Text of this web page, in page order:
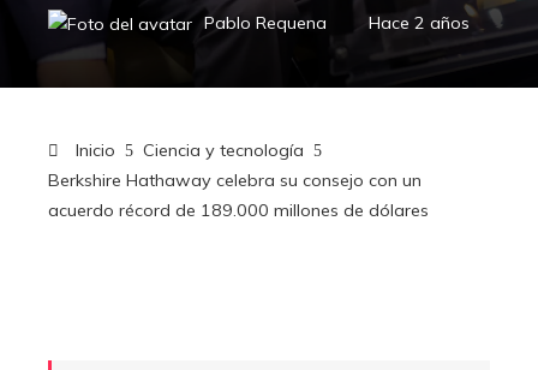
Pablo Requena Hace 2 años
Inicio
Ciencia y tecnología
Berkshire Hathaway celebra su consejo con un
acuerdo récord de 189.000 millones de dólares